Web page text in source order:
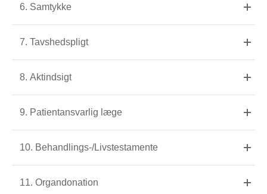
6. Samtykke
7. Tavshedspligt
8. Aktindsigt
9. Patientansvarlig læge
10. Behandlings-/Livstestamente
11. Organdonation